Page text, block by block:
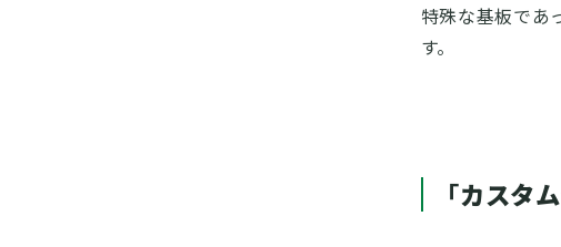
特殊な基板であ
す。
「カスタ